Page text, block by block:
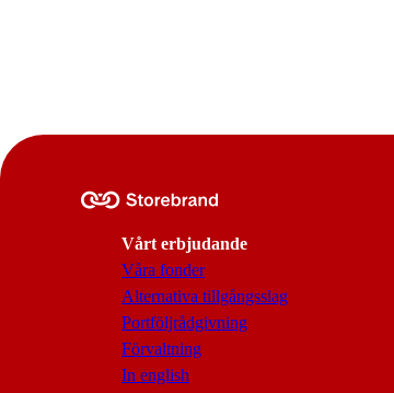
Vårt erbjudande
Våra fonder
Alternativa tillgångsslag
Portföljrådgivning
Förvaltning
In english